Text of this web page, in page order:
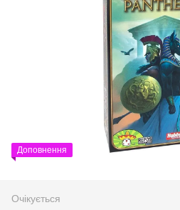
Доповнення
Очікується